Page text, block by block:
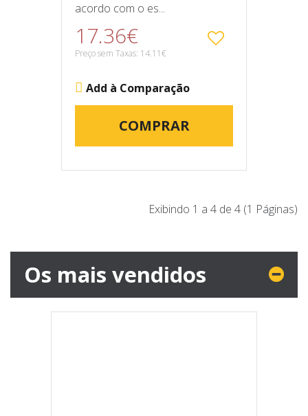
acordo com o es...
17.36€
Preço sem Taxas: 14.11€
Add à Comparação
COMPRAR
Exibindo 1 a 4 de 4 (1 Páginas)
Os mais vendidos